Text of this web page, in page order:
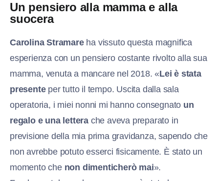
Un pensiero alla mamma e alla
suocera
Carolina Stramare ha vissuto questa magnifica
esperienza con un pensiero costante rivolto alla sua
mamma, venuta a mancare nel 2018. «Lei è stata
presenteper tutto il tempo. Uscita dalla sala
operatoria, i miei nonni mi hanno consegnato un
regalo e una lettera che aveva preparato in
previsione della mia prima gravidanza, sapendo che
non avrebbe potuto esserci fisicamente. È stato un
momento che non dimenticherò mai».